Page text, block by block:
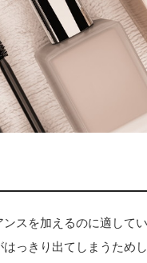
スを加えるのに適してい
っきり出てしまうためし